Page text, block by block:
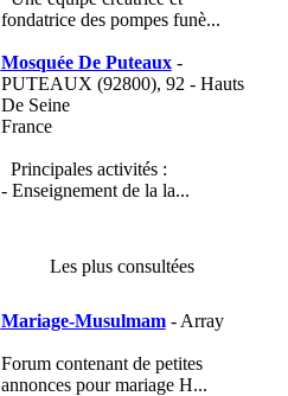
fondatrice des pompes funè...
Mosquée De Puteaux-
PUTEAUX (92800), 92 - Hauts
De Seine
France
Principales activités :
- Enseignement de la la...
Les plus consultées
Mariage-Musulmam- Array
Forum contenant de petites
annonces pour mariage H...